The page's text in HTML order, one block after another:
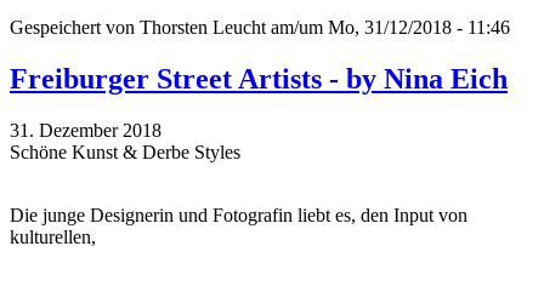
Gespeichert von Thorsten Leucht am/um Mo, 31/12/2018 - 11:46
Freiburger Street Artists - by Nina Eich
31. Dezember 2018
Schöne Kunst & Derbe Styles
Die junge Designerin und Fotografin liebt es, den Input von
kulturellen,